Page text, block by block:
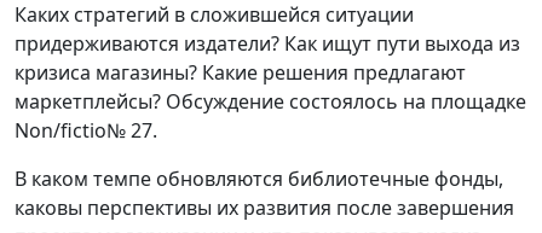
Каких стратегий в сложившейся ситуации
придерживаются издатели? Как ищут пути выхода из
кризиса магазины? Какие решения предлагают
маркетплейсы? Обсуждение состоялось на площадке
Non/fictio№ 27.
В каком темпе обновляются библиотечные фонды,
каковы перспективы их развития после завершения